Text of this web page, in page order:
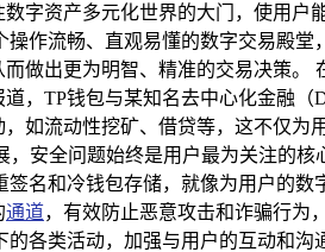
字资产多元化世界的大门，使用
作流畅、直观易懂的数字交易殿
做出更为明智、精准的交易决策
，TP钱包与某知名去中心化金融
如流动性挖矿、借贷等，这不仅
安全问题始终是用户最为关注的
名和冷钱包存储，就像为用户的
通道，有效防止恶意攻击和诈骗行为
各类活动，加强与用户的互动和